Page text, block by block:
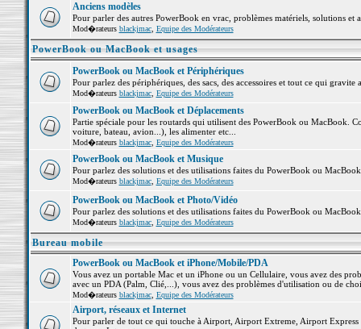
Anciens modèles
Pour parler des autres PowerBook en vrac, problèmes matériels, solutions et
Mod�rateurs blackjmac, Equipe des Modérateurs
PowerBook ou MacBook et usages
PowerBook ou MacBook et Périphériques
Pour parlez des périphériques, des sacs, des accessoires et tout ce qui
Mod�rateurs blackjmac, Equipe des Modérateurs
PowerBook ou MacBook et Déplacements
Partie spéciale pour les routards qui utilisent des PowerBook ou MacBook.
voiture, bateau, avion...), les alimenter etc...
Mod�rateurs blackjmac, Equipe des Modérateurs
PowerBook ou MacBook et Musique
Pour parlez des solutions et des utilisations faites du PowerBook ou
Mod�rateurs blackjmac, Equipe des Modérateurs
PowerBook ou MacBook et Photo/Vidéo
Pour parlez des solutions et des utilisations faites du PowerBook ou
Mod�rateurs blackjmac, Equipe des Modérateurs
Bureau mobile
PowerBook ou MacBook et iPhone/Mobile/PDA
Vous avez un portable Mac et un iPhone ou un Cellulaire, vous avez des
avec un PDA (Palm, Clié,...), vous avez des problèmes d'utilisation ou de
Mod�rateurs blackjmac, Equipe des Modérateurs
Airport, réseaux et Internet
Pour parler de tout ce qui touche à Airport, Airport Extreme, Airport